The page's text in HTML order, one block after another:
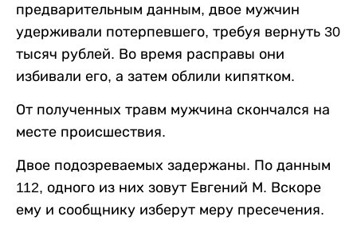
предварительным данным, двое мужчин
удерживали потерпевшего, требуя вернуть 30
тысяч рублей. Во время расправы они
избивали его, а затем облили кипятком.
От полученных травм мужчина скончался на
месте происшествия.
Двое подозреваемых задержаны. По данным
112, одного из них зовут Евгений М. Вскоре
ему и сообщнику изберут меру пресечения.